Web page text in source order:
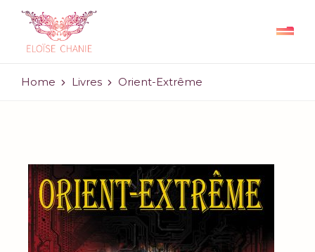
Home Livres Orient-Extrême